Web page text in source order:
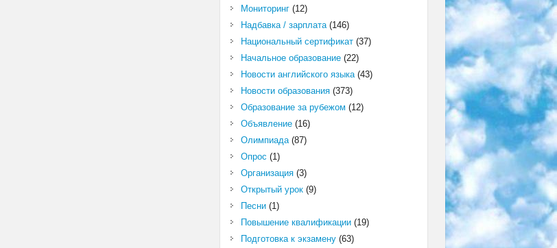
Мониторинг(12)
Надбавка / зарплата(146)
Национальный сертификат(37)
Начальное образование(22)
Новости английского языка(43)
Новости образования(373)
Образование за рубежом (12)
Объявление(16)
Олимпиада(87)
Опрос (1)
Организация(3)
Открытый урок(9)
Песни(1)
Повышение квалификации(19)
Подготовка к экзамену(63)